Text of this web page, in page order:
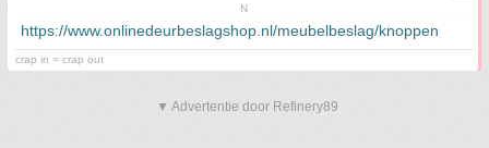
N
https://www.onlinedeurbeslagshop.nl/meubelbeslag/knoppen
crap in = crap out
▼ Advertentie door Refinery89